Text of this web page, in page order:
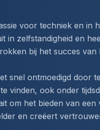
voor techniek en in
in zelfstandigheid en
bij het succes van
snel ontmoedigd door
vinden, ook onder
om het bieden van een
en creëert